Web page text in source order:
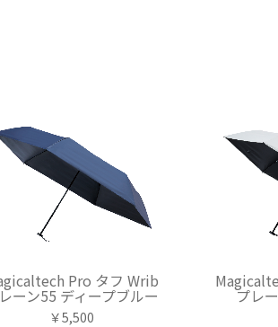
Pro タフ Wrib
ーン55 ディープブルー
￥5,500
プレ